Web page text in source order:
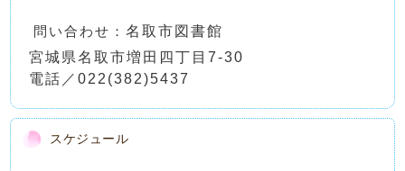
問い合わせ：名取市図書館
宮城県名取市増田四丁目7-30
電話／022(382)5437
スケジュール